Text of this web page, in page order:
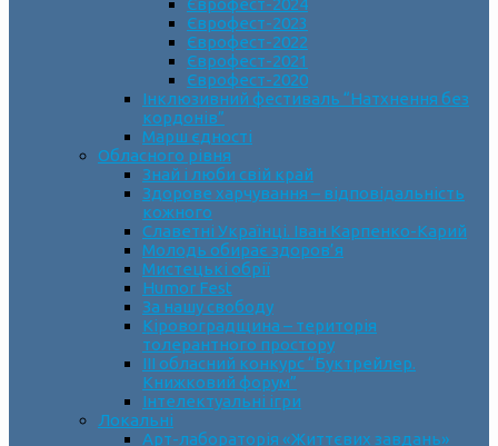
Єврофест-2024
Єврофест-2023
Єврофест-2022
Єврофест-2021
Єврофест-2020
Інклюзивний фестиваль “Натхнення без
кордонів”
Марш єдності
Обласного рівня
Знай і люби свій край
Здорове харчування – відповідальність
кожного
Славетні Українці. Іван Карпенко-Карий
Молодь обирає здоров’я
Мистецькі обрії
Humor Fest
За нашу свободу
Кіровоградщина – територія
толерантного простору
ІII обласний конкурс “Буктрейлер.
Книжковий форум”
Інтелектуальні ігри
Локальні
Арт-лабораторія «Життєвих завдань»